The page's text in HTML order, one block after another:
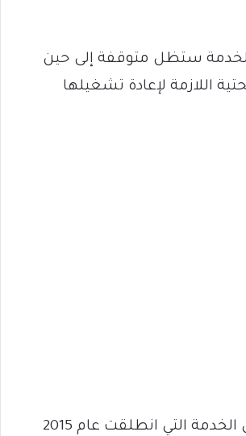
الخدمة ستظل متوقفة إلى حين
اللازمة لإعادة تشغيلها
وأوضح البيان أن الخدمة التي انطلقت عام 2015